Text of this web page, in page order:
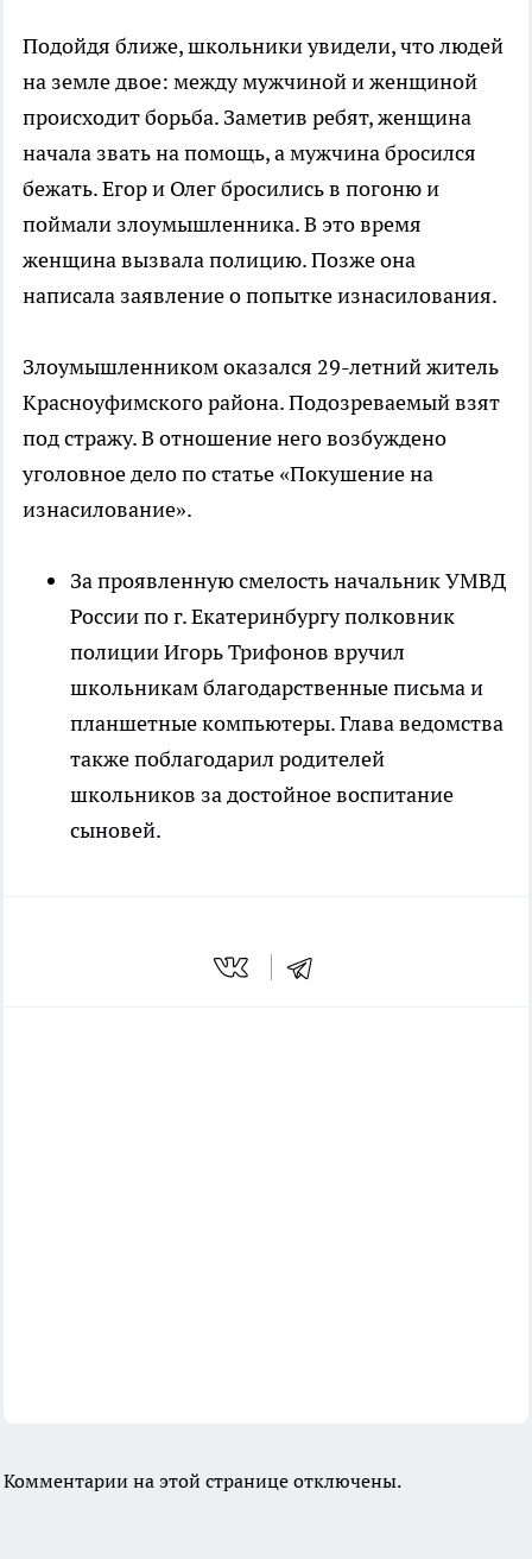
Подойдя ближе, школьники увидели, что людей
на земле двое: между мужчиной и женщиной
происходит борьба. Заметив ребят, женщина
начала звать на помощь, а мужчина бросился
бежать. Егор и Олег бросились в погоню и
поймали злоумышленника. В это время
женщина вызвала полицию. Позже она
написала заявление о попытке изнасилования.
Злоумышленником оказался 29-летний житель
Красноуфимского района. Подозреваемый взят
под стражу. В отношение него возбуждено
уголовное дело по статье «Покушение на
изнасилование».
За проявленную смелость начальник УМВД
России по г. Екатеринбургу полковник
полиции Игорь Трифонов вручил
школьникам благодарственные письма и
планшетные компьютеры. Глава ведомства
также поблагодарил родителей
школьников за достойное воспитание
сыновей.
Комментарии на этой странице отключены.